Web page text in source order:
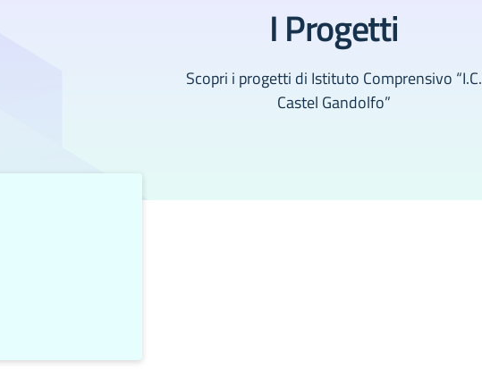
I Progetti
Scopri i progetti di Istituto Comprensivo “I.C.
Castel Gandolfo”